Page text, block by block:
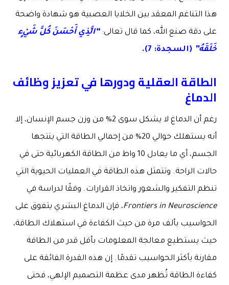
هذا التناغم المعقد بين الخلايا العصبية هو شهادة واضحة
على دقة صنع الله، كما قال تعالى:“الَّذِي أَحْسَنَ كُلَّ شَيْءٍ
خَلَقَهُ” (السجدة: 7).
الطاقة العقلية ودورها في تعزيز وظائف
الدماغ
رغم أن الدماغ لا يشكل سوى 2% من وزن جسم الإنسان، إلا
أنه يستهلك حوالي 20% من إجمالي الطاقة التي ينتجها
الجسم، أي ما يعادل 10 واط من الطاقة الكهربائية حتى في
حالات الراحة. وتتمثل هذه الطاقة في العمليات الحيوية التي
تنظم التفكير والشعور واتخاذ القرارات. وفقًا لدراسة في
Frontiers in Neuroscience، فإن الدماغ البشري يتفوق على
الحواسيب بألف مرة من حيث الكفاءة في استهلاك الطاقة،
حيث يستطيع معالجة المعلومات بأقل قدر من الطاقة
مقارنة بأكثر الحواسيب تقدمًا. إن هذه القدرة الفائقة على
كفاءة الطاقة تُظهر مدى عظمة التصميم الإلهي، فحتى